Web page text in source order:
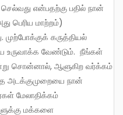
என்பதற்கு பதில் நான்
பெரிய மாற்றம்)
கருத்தியல்
உருவாக்க வேண்டும். நீங்கள்
சொன்னால், ஆளுகிற வர்க்கம்
அடக்குமுறையை நான்
மேலாதிக்கம்
மக்களை